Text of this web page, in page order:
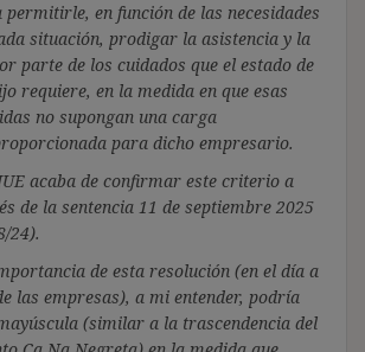
permitirle, en función de las necesidades
situación, prodigar la asistencia y la
parte de los cuidados que el estado de
requiere, en la medida en que esas
no supongan una carga
para dicho empresario.
acaba de confirmar este criterio a
de la sentencia 11 de septiembre 2025
24).
de esta resolución (en el día a
las empresas), a mi entender, podría
(similar a la trascendencia del